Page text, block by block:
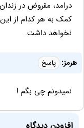
درامد، مقروض در
کمک به هر کدام از این
نخواهد داشت.
هرمز: پاسخ
نمیدونم چی بگم !